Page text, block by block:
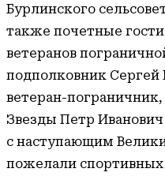
Бурлинского
также почетные
ветеранов
подполковник Сергей
ветеран-
Звезды Петр
с наступающим
пожелали спортивных